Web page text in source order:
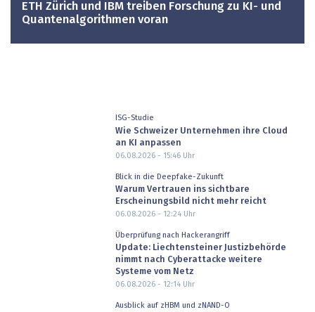
ETH Zürich und IBM treiben Forschung zu KI- und
Quantenalgorithmen voran
ISG-Studie
Wie Schweizer Unternehmen ihre Cloud
an KI anpassen
06.08.2026 - 15:46Uhr
Blick in die Deepfake-Zukunft
Warum Vertrauen ins sichtbare
Erscheinungsbild nicht mehr reicht
06.08.2026 - 12:24Uhr
Überprüfung nach Hackerangriff
Update: Liechtensteiner Justizbehörde
nimmt nach Cyberattacke weitere
Systeme vom Netz
06.08.2026 - 12:14Uhr
Ausblick auf zHBM und zNAND-O